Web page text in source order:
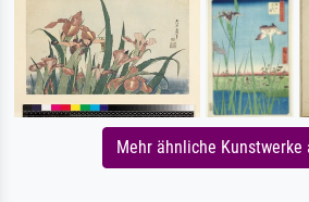
Mehr ähnliche Kunstwerke